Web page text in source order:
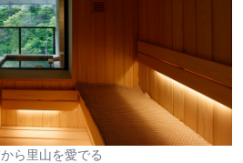
ら里山を愛でる